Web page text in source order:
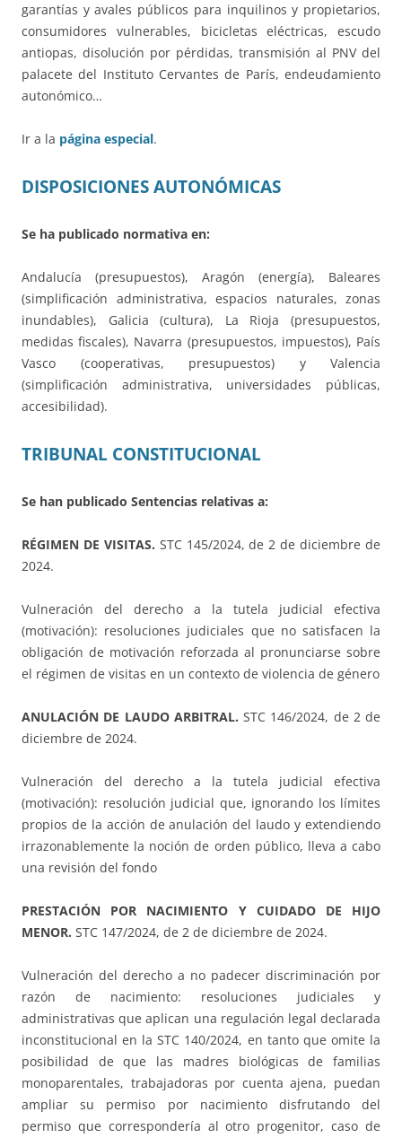
garantías y avales públicos para inquilinos y propietarios,
consumidores vulnerables, bicicletas eléctricas, escudo
antiopas, disolución por pérdidas, transmisión al PNV del
palacete del Instituto Cervantes de París, endeudamiento
autonómico…
Ir a la página especial.
DISPOSICIONES AUTONÓMICAS
Se ha publicado normativa en:
Andalucía (presupuestos), Aragón (energía), Baleares
(simplificación administrativa, espacios naturales, zonas
inundables), Galicia (cultura), La Rioja (presupuestos,
medidas fiscales), Navarra (presupuestos, impuestos), País
Vasco (cooperativas, presupuestos) y Valencia
(simplificación administrativa, universidades públicas,
accesibilidad).
TRIBUNAL CONSTITUCIONAL
Se han publicado Sentencias relativas a:
RÉGIMEN DE VISITAS. STC 145/2024, de 2 de diciembre de
2024.
Vulneración del derecho a la tutela judicial efectiva
(motivación): resoluciones judiciales que no satisfacen la
obligación de motivación reforzada al pronunciarse sobre
el régimen de visitas en un contexto de violencia de género
ANULACIÓN DE LAUDO ARBITRAL. STC 146/2024, de 2 de
diciembre de 2024.
Vulneración del derecho a la tutela judicial efectiva
(motivación): resolución judicial que, ignorando los límites
propios de la acción de anulación del laudo y extendiendo
irrazonablemente la noción de orden público, lleva a cabo
una revisión del fondo
PRESTACIÓN POR NACIMIENTO Y CUIDADO DE HIJO
MENOR. STC 147/2024, de 2 de diciembre de 2024.
Vulneración del derecho a no padecer discriminación por
razón de nacimiento: resoluciones judiciales y
administrativas que aplican una regulación legal declarada
inconstitucional en la STC 140/2024, en tanto que omite la
posibilidad de que las madres biológicas de familias
monoparentales, trabajadoras por cuenta ajena, puedan
ampliar su permiso por nacimiento disfrutando del
permiso que correspondería al otro progenitor, caso de